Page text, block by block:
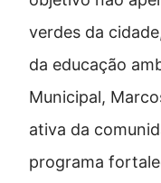
verdes da
da educação
Municipal,
ativa da
programa